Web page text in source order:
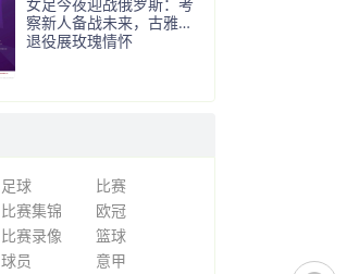
察新人备战未来，古雅沙
退役展玫瑰情怀
足球
比赛
比赛集锦
欧冠
比赛录像
篮球
球员 意甲